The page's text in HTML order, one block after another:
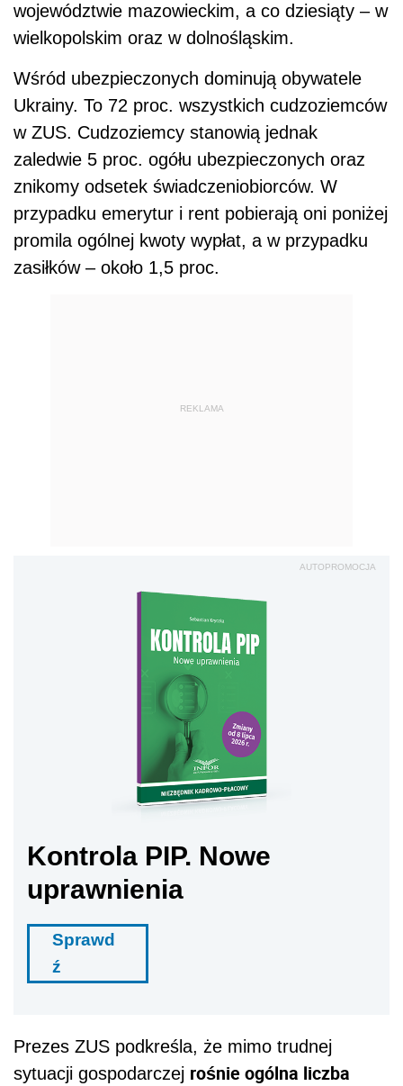
województwie mazowieckim, a co dziesiąty – w
wielkopolskim oraz w dolnośląskim.
Wśród ubezpieczonych dominują obywatele
Ukrainy. To 72 proc. wszystkich cudzoziemców
w ZUS. Cudzoziemcy stanowią jednak
zaledwie 5 proc. ogółu ubezpieczonych oraz
znikomy odsetek świadczeniobiorców. W
przypadku emerytur i rent pobierają oni poniżej
promila ogólnej kwoty wypłat, a w przypadku
zasiłków – około 1,5 proc.
REKLAMA
AUTOPROMOCJA
Kontrola PIP. Nowe
uprawnienia
Sprawd
ź
Prezes ZUS podkreśla, że mimo trudnej
sytuacji gospodarczej rośnie ogólna liczba